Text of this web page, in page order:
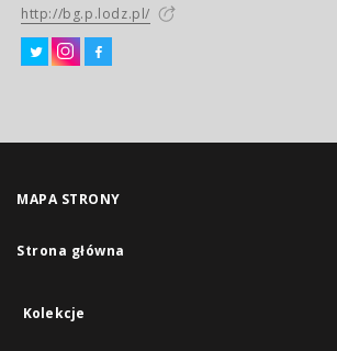
http://bg.p.lodz.pl/
MAPA STRONY
Strona główna
Kolekcje